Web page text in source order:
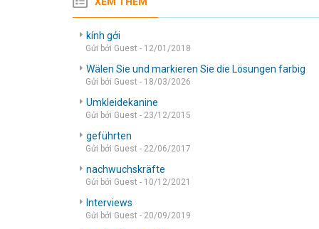
kính gởi
Gửi bởi Guest - 12/01/2018
Wälen Sie und markieren Sie die Lösungen farbig
Gửi bởi Guest - 18/03/2026
Umkleidekanine
Gửi bởi Guest - 23/12/2015
geführten
Gửi bởi Guest - 22/06/2017
nachwuchskräfte
Gửi bởi Guest - 10/12/2021
Interviews
Gửi bởi Guest - 20/09/2019